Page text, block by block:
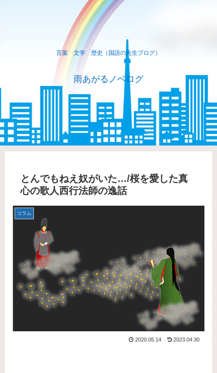
言葉 文学 歴史（国語の先生ブログ）
雨あがるノベログ
とんでもねえ奴がいた…/桜を愛した真
心の歌人西行法師の逸話
コラム
2020.05.14 2023.04.30